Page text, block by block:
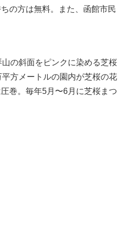
の方は無料。また、函館市民
の斜面をピンクに染める芝桜
方メートルの園内が芝桜の花
巻。毎年5月〜6月に芝桜まつ